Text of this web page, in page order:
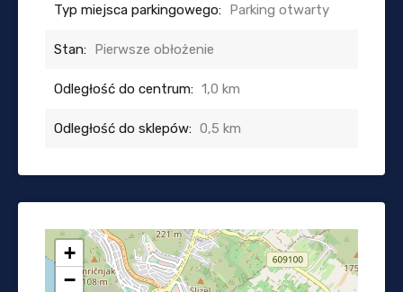
Typ miejsca parkingowego: Parking otwarty
Stan: Pierwsze obłożenie
Odległość do centrum: 1,0 km
Odległość do sklepów: 0,5 km
+
−